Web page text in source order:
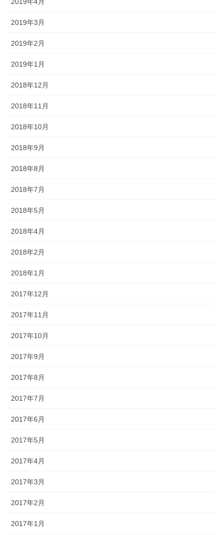
2019年3月
2019年2月
2019年1月
2018年12月
2018年11月
2018年10月
2018年9月
2018年8月
2018年7月
2018年5月
2018年4月
2018年2月
2018年1月
2017年12月
2017年11月
2017年10月
2017年9月
2017年8月
2017年7月
2017年6月
2017年5月
2017年4月
2017年3月
2017年2月
2017年1月